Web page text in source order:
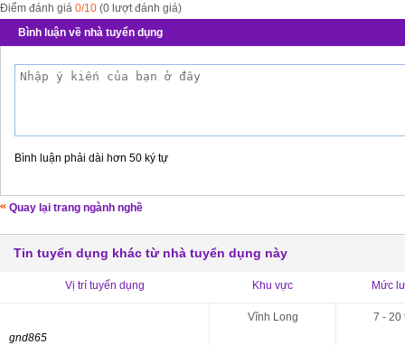
Điểm đánh giá 0/10 (0 lượt đánh giá)
Bình luận về nhà tuyển dụng
Bình luận phải dài hơn 50 ký tự
Quay lại trang ngành nghề
Tin tuyển dụng khác từ nhà tuyển dụng này
Vị trí tuyển dụng Khu vực Mức
gnd865
Vĩnh Long 7 - 20